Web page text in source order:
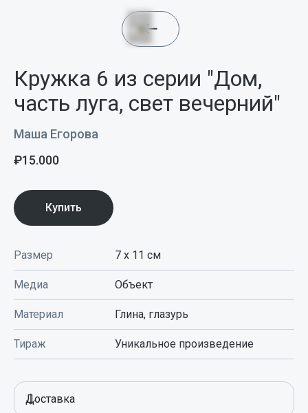
Кружка 6 из серии "Дом,
часть луга, свет вечерний"
Маша Егорова
₽15.000
Купить
Размер 7 x 11 см
Медиа Объект
Материал Глина, глазурь
Тираж Уникальное произведение
Доставка